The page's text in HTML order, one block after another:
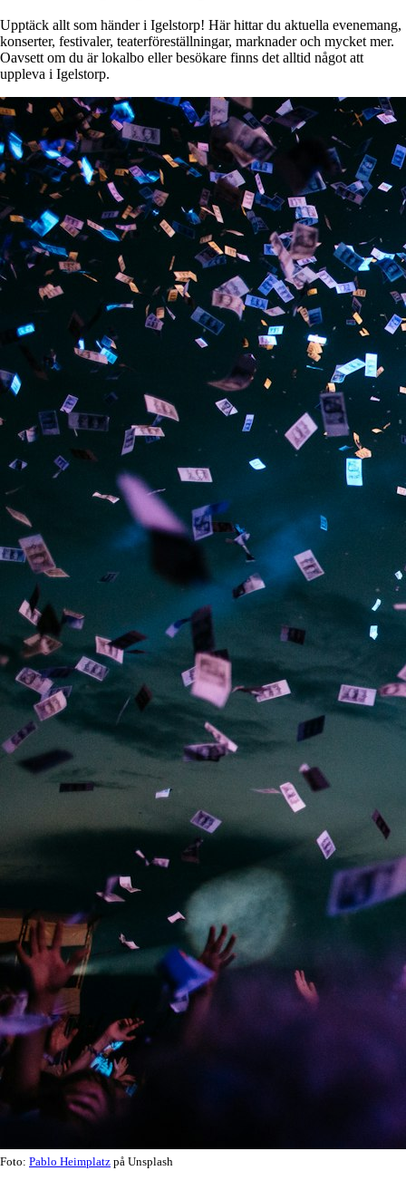
Upptäck allt som händer i Igelstorp! Här hittar du aktuella evenemang,
konserter, festivaler, teaterföreställningar, marknader och mycket mer.
Oavsett om du är lokalbo eller besökare finns det alltid något att
uppleva i Igelstorp.
Foto: Pablo Heimplatz på Unsplash